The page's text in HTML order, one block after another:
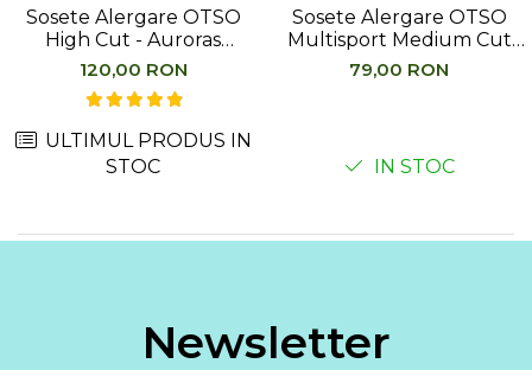
Sosete Alergare OTSO
High Cut - Auroras
Boreales
120,00 RON
ULTIMUL PRODUS IN
STOC
Sosete Alergare OTSO
Multisport Medium Cut
Flooow light blue &
electric blue
79,00 RON
IN STOC
Newsletter